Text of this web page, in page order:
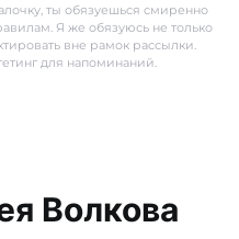
ты обязуешься смиренно
Я же обязуюсь не только
вне рамок рассылки.
для напоминаний.
Волкова